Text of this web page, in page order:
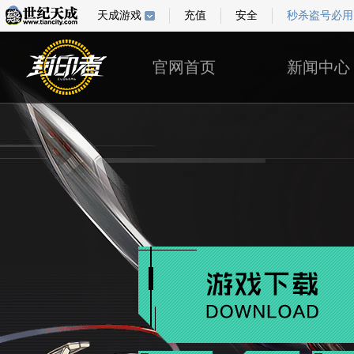
天成游戏 充值 安全 秒杀盗号必用
官网首页 新闻中心